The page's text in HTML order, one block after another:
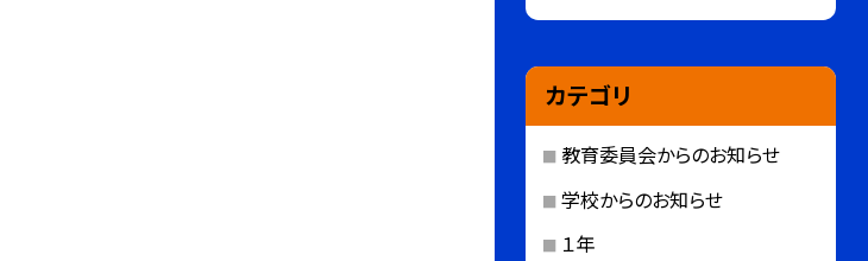
カテゴリ
教育委員会からのお知らせ
学校からのお知らせ
１年